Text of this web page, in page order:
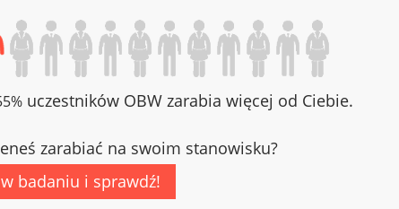
uczestników OBW zarabia więcej od Ciebie.
zarabiać na swoim stanowisku?
w badaniu i sprawdź!